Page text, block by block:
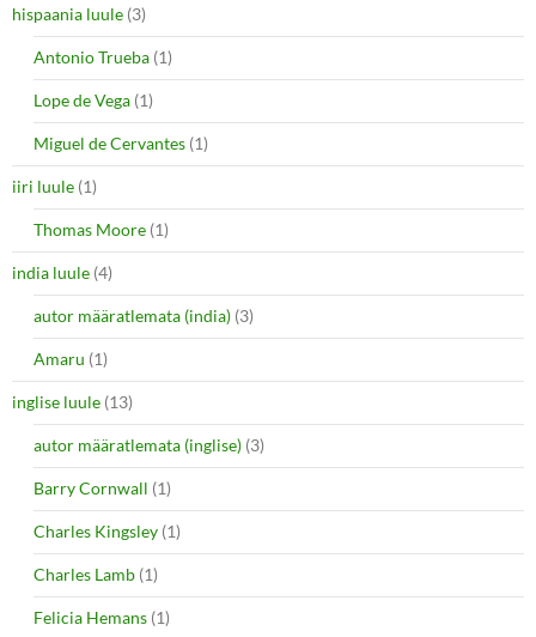
hispaania luule (3)
Antonio Trueba (1)
Lope de Vega (1)
Miguel de Cervantes (1)
iiri luule (1)
Thomas Moore (1)
india luule (4)
autor määratlemata (india) (3)
Amaru (1)
inglise luule (13)
autor määratlemata (inglise) (3)
Barry Cornwall (1)
Charles Kingsley (1)
Charles Lamb (1)
Felicia Hemans (1)